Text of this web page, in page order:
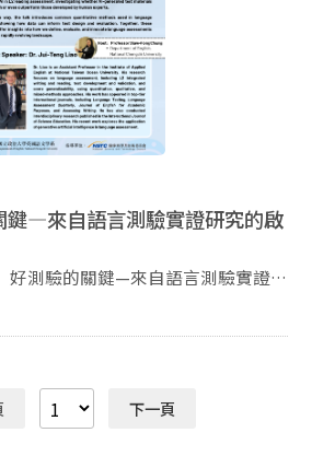
鍵—來自語言測驗實證研究的啟
報名截止：
下一頁